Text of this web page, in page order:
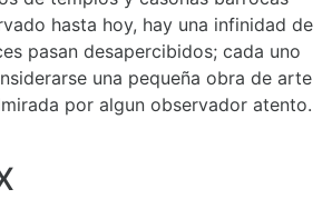
hasta hoy, hay una infinidad de
pasan desapercibidos; cada uno
una pequeña obra de arte
por algun observador atento.